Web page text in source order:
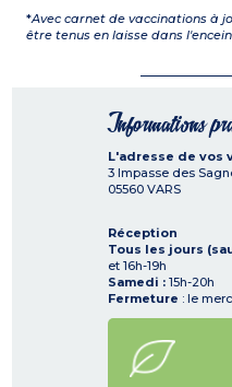
*Avec carnet de vaccinations à
être tenus en laisse dans
Informations
L'adresse de vos
3 Impasse des
05560 VARS
Réception
Tous les jours
et 16h-19h
Samedi : 15h-20h
Fermeture : le